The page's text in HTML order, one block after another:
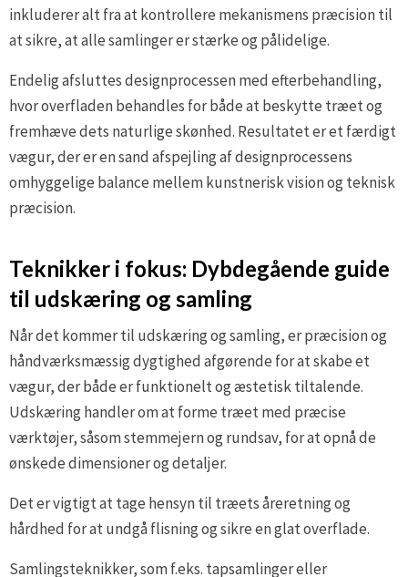
inkluderer alt fra at kontrollere mekanismens præcision til
at sikre, at alle samlinger er stærke og pålidelige.
Endelig afsluttes designprocessen med efterbehandling,
hvor overfladen behandles for både at beskytte træet og
fremhæve dets naturlige skønhed. Resultatet er et færdigt
vægur, der er en sand afspejling af designprocessens
omhyggelige balance mellem kunstnerisk vision og teknisk
præcision.
Teknikker i fokus: Dybdegående guide
til udskæring og samling
Når det kommer til udskæring og samling, er præcision og
håndværksmæssig dygtighed afgørende for at skabe et
vægur, der både er funktionelt og æstetisk tiltalende.
Udskæring handler om at forme træet med præcise
værktøjer, såsom stemmejern og rundsav, for at opnå de
ønskede dimensioner og detaljer.
Det er vigtigt at tage hensyn til træets åreretning og
hårdhed for at undgå flisning og sikre en glat overflade.
Samlingsteknikker, som f.eks. tapsamlinger eller